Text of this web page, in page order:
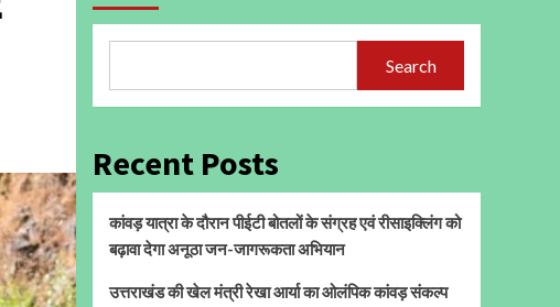
Search
Recent Posts
कांवड़ यात्रा के दौरान पीईटी बोतलों के संग्रह एवं रीसाइक्लिंग को
बढ़ावा देगा अनूठा जन-जागरूकता अभियान
उत्तराखंड की खेल मंत्री रेखा आर्या का ओलंपिक कांवड़ संकल्प